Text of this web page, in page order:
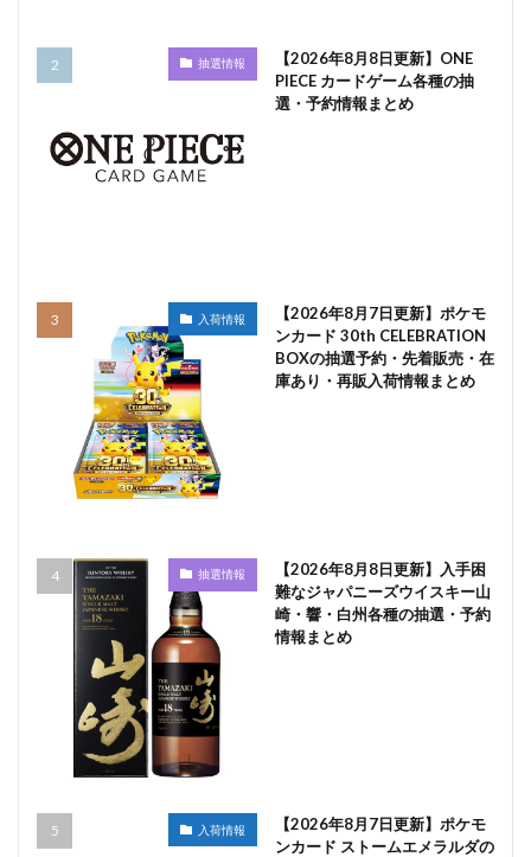
抽選情報
【2026年8月8日更新】ONE
PIECE カードゲーム各種の抽
選・予約情報まとめ
入荷情報
【2026年8月7日更新】ポケモ
ンカード 30th CELEBRATION
BOXの抽選予約・先着販売・在
庫あり・再販入荷情報まとめ
抽選情報
【2026年8月8日更新】入手困
難なジャパニーズウイスキー山
崎・響・白州各種の抽選・予約
情報まとめ
入荷情報
【2026年8月7日更新】ポケモ
ンカード ストームエメラルダの